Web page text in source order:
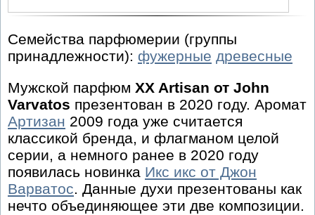
Семейства парфюмерии (группы
принадлежности): фужерные древесные
Мужской парфюм XX Artisan от John
Varvatos презентован в 2020 году. Аромат
Артизан 2009 года уже считается
классикой бренда, и флагманом целой
серии, а немного ранее в 2020 году
появилась новинка Икс икс от Джон
Варватос. Данные духи презентованы как
нечто объединяющее эти две композиции.